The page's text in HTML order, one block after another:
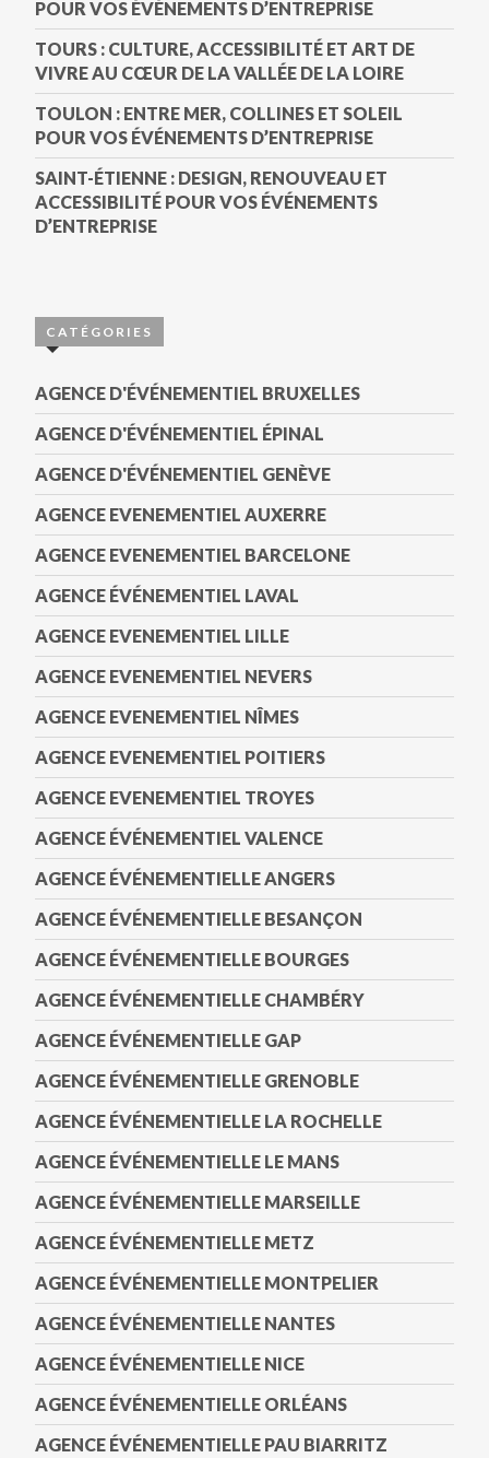
POUR VOS ÉVÉNEMENTS D’ENTREPRISE
TOURS : CULTURE, ACCESSIBILITÉ ET ART DE
VIVRE AU CŒUR DE LA VALLÉE DE LA LOIRE
TOULON : ENTRE MER, COLLINES ET SOLEIL
POUR VOS ÉVÉNEMENTS D’ENTREPRISE
SAINT-ÉTIENNE : DESIGN, RENOUVEAU ET
ACCESSIBILITÉ POUR VOS ÉVÉNEMENTS
D’ENTREPRISE
CATÉGORIES
AGENCE D'ÉVÉNEMENTIEL BRUXELLES
AGENCE D'ÉVÉNEMENTIEL ÉPINAL
AGENCE D'ÉVÉNEMENTIEL GENÈVE
AGENCE EVENEMENTIEL AUXERRE
AGENCE EVENEMENTIEL BARCELONE
AGENCE ÉVÉNEMENTIEL LAVAL
AGENCE EVENEMENTIEL LILLE
AGENCE EVENEMENTIEL NEVERS
AGENCE EVENEMENTIEL NÎMES
AGENCE EVENEMENTIEL POITIERS
AGENCE EVENEMENTIEL TROYES
AGENCE ÉVÉNEMENTIEL VALENCE
AGENCE ÉVÉNEMENTIELLE ANGERS
AGENCE ÉVÉNEMENTIELLE BESANÇON
AGENCE ÉVÉNEMENTIELLE BOURGES
AGENCE ÉVÉNEMENTIELLE CHAMBÉRY
AGENCE ÉVÉNEMENTIELLE GAP
AGENCE ÉVÉNEMENTIELLE GRENOBLE
AGENCE ÉVÉNEMENTIELLE LA ROCHELLE
AGENCE ÉVÉNEMENTIELLE LE MANS
AGENCE ÉVÉNEMENTIELLE MARSEILLE
AGENCE ÉVÉNEMENTIELLE METZ
AGENCE ÉVÉNEMENTIELLE MONTPELIER
AGENCE ÉVÉNEMENTIELLE NANTES
AGENCE ÉVÉNEMENTIELLE NICE
AGENCE ÉVÉNEMENTIELLE ORLÉANS
AGENCE ÉVÉNEMENTIELLE PAU BIARRITZ